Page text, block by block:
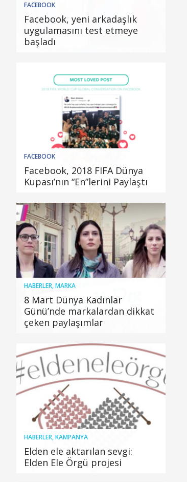
FACEBOOK
Facebook, yeni arkadaşlık
uygulamasını test etmeye
başladı
FACEBOOK
Facebook, 2018 FIFA Dünya
Kupası’nın “En”lerini Paylaştı
HABERLER,MARKA
8 Mart Dünya Kadınlar
Günü’nde markalardan dikkat
çeken paylaşımlar
HABERLER,KAMPANYA
Elden ele aktarılan sevgi:
Elden Ele Örgü projesi